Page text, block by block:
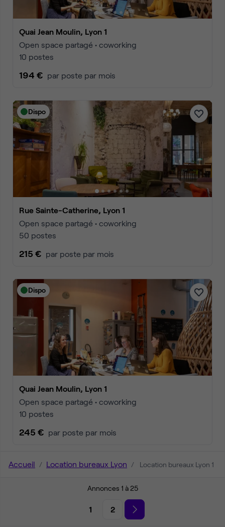
Quai Jean Moulin, Lyon 1
Open space partagé • coworking
10 postes
194 € par poste par mois
Dispo
Rue Sainte-Catherine, Lyon 1
Open space partagé • coworking
50 postes
215 € par poste par mois
Dispo
Quai Jean Moulin, Lyon 1
Open space partagé • coworking
10 postes
245 € par poste par mois
Accueil Location bureaux Lyon Location bureaux Lyon 1
Annonces 1 à 25
1 2